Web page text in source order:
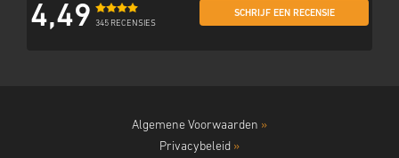
4,49 345 RECENSIES
SCHRIJF EEN RECENSIE
Algemene Voorwaarden »
Privacybeleid »